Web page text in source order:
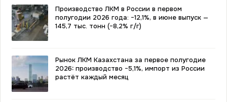
Производство ЛКМ в России в первом
полугодии 2026 года: −12,1%, в июне выпуск —
145,7 тыс. тонн (−8,2% г/г)
Рынок ЛКМ Казахстана за первое полугодие
2026: производство −5,1%, импорт из России
растёт каждый месяц